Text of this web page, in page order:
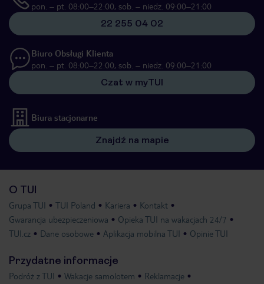
pon. – pt. 08:00–22:00, sob. – niedz. 09:00–21:00
22 255 04 02
Biuro Obsługi Klienta
pon. – pt. 08:00–22:00, sob. – niedz. 09:00–21:00
Czat w myTUI
Biura stacjonarne
Znajdź na mapie
O TUI
Grupa TUI TUI Poland Kariera
Kontakt
Gwarancja ubezpieczeniowa
Opieka TUI na wakacjach 24/7
TUI.cz
Dane osobowe Aplikacja mobilna TUI Opinie TUI
Przydatne informacje
Podróż z TUI Wakacje samolotem
Reklamacje